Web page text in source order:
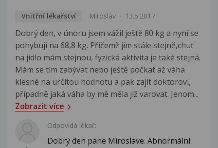
Vnitřní lékařství Miroslav 13.5.2017
Dobrý den, v únoru jsem vážil ještě 80 kg a nyní se
pohybuji na 68,8 kg. Přičemž jím stále stejně,chuť
na jídlo mám stejnou, fyzická aktivita je také stejná.
Mám se tím zabývat nebo ještě počkat až váha
klesné na určitou hodnotu a pak zajít doktorovi,
případně jaká váha by mě měla již varovat. Jenom...
Zobrazit více
Odpovídá lékař:
Dobrý den pane Miroslave. Abnormální